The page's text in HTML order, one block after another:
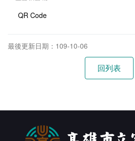
QR Code
最後更新日期：109-10-06